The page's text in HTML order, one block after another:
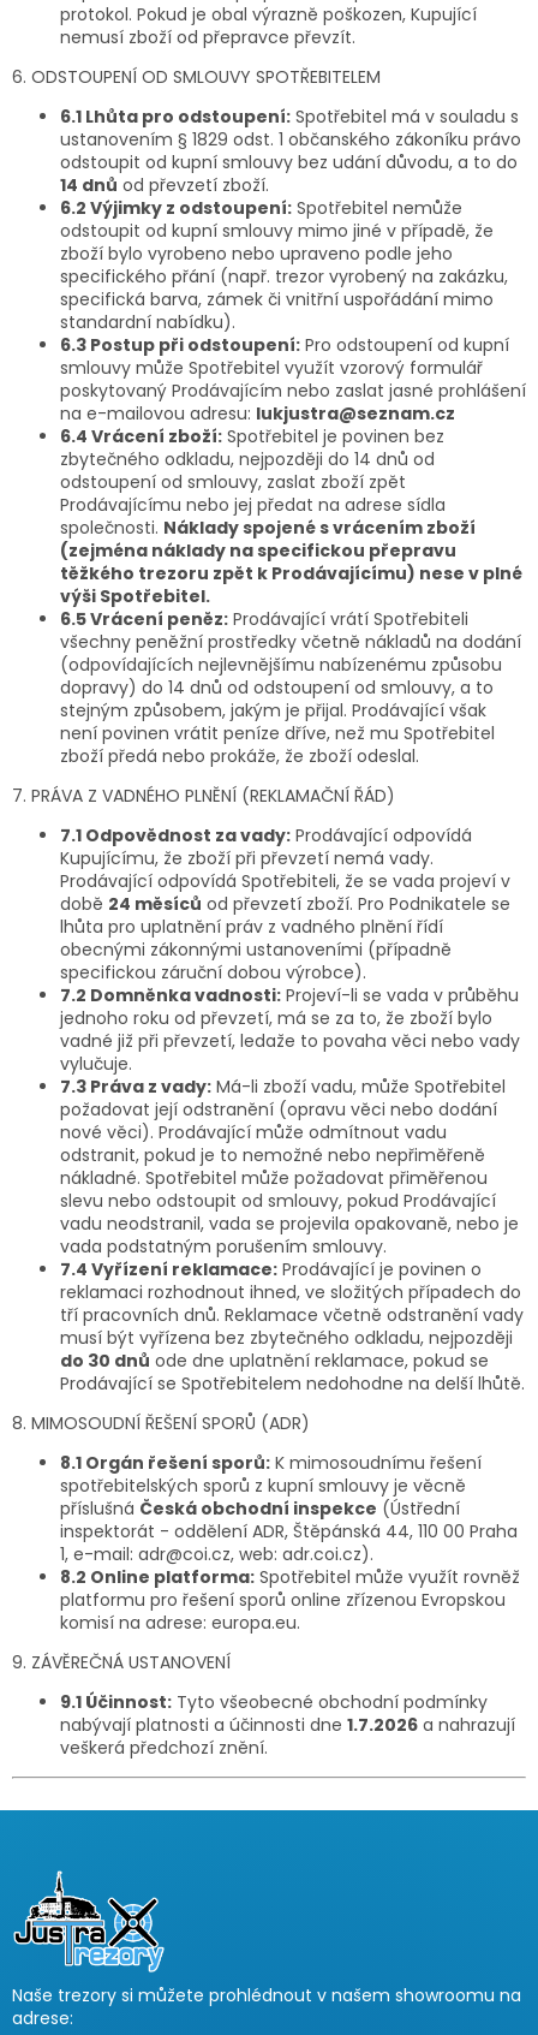
protokol. Pokud je obal výrazně poškozen, Kupující
nemusí zboží od přepravce převzít.
6. ODSTOUPENÍ OD SMLOUVY SPOTŘEBITELEM
6.1 Lhůta pro odstoupení: Spotřebitel má v souladu s
ustanovením § 1829 odst. 1 občanského zákoníku právo
odstoupit od kupní smlouvy bez udání důvodu, a to do
14 dnů od převzetí zboží.
6.2 Výjimky z odstoupení: Spotřebitel nemůže
odstoupit od kupní smlouvy mimo jiné v případě, že
zboží bylo vyrobeno nebo upraveno podle jeho
specifického přání (např. trezor vyrobený na zakázku,
specifická barva, zámek či vnitřní uspořádání mimo
standardní nabídku).
6.3 Postup při odstoupení: Pro odstoupení od kupní
smlouvy může Spotřebitel využít vzorový formulář
poskytovaný Prodávajícím nebo zaslat jasné prohlášení
na e-mailovou adresu: lukjustra@seznam.cz
6.4 Vrácení zboží: Spotřebitel je povinen bez
zbytečného odkladu, nejpozději do 14 dnů od
odstoupení od smlouvy, zaslat zboží zpět
Prodávajícímu nebo jej předat na adrese sídla
společnosti. Náklady spojené s vrácením zboží
(zejména náklady na specifickou přepravu
těžkého trezoru zpět k Prodávajícímu) nese v plné
výši Spotřebitel.
6.5 Vrácení peněz: Prodávající vrátí Spotřebiteli
všechny peněžní prostředky včetně nákladů na dodání
(odpovídajících nejlevnějšímu nabízenému způsobu
dopravy) do 14 dnů od odstoupení od smlouvy, a to
stejným způsobem, jakým je přijal. Prodávající však
není povinen vrátit peníze dříve, než mu Spotřebitel
zboží předá nebo prokáže, že zboží odeslal.
7. PRÁVA Z VADNÉHO PLNĚNÍ (REKLAMAČNÍ ŘÁD)
7.1 Odpovědnost za vady: Prodávající odpovídá
Kupujícímu, že zboží při převzetí nemá vady.
Prodávající odpovídá Spotřebiteli, že se vada projeví v
době 24 měsíců od převzetí zboží. Pro Podnikatele se
lhůta pro uplatnění práv z vadného plnění řídí
obecnými zákonnými ustanoveními (případně
specifickou záruční dobou výrobce).
7.2 Domněnka vadnosti: Projeví-li se vada v průběhu
jednoho roku od převzetí, má se za to, že zboží bylo
vadné již při převzetí, ledaže to povaha věci nebo vady
vylučuje.
7.3 Práva z vady: Má-li zboží vadu, může Spotřebitel
požadovat její odstranění (opravu věci nebo dodání
nové věci). Prodávající může odmítnout vadu
odstranit, pokud je to nemožné nebo nepřiměřeně
nákladné. Spotřebitel může požadovat přiměřenou
slevu nebo odstoupit od smlouvy, pokud Prodávající
vadu neodstranil, vada se projevila opakovaně, nebo je
vada podstatným porušením smlouvy.
7.4 Vyřízení reklamace: Prodávající je povinen o
reklamaci rozhodnout ihned, ve složitých případech do
tří pracovních dnů. Reklamace včetně odstranění vady
musí být vyřízena bez zbytečného odkladu, nejpozději
do 30 dnů ode dne uplatnění reklamace, pokud se
Prodávající se Spotřebitelem nedohodne na delší lhůtě.
8. MIMOSOUDNÍ ŘEŠENÍ SPORŮ (ADR)
8.1 Orgán řešení sporů: K mimosoudnímu řešení
spotřebitelských sporů z kupní smlouvy je věcně
příslušná Česká obchodní inspekce (Ústřední
inspektorát - oddělení ADR, Štěpánská 44, 110 00 Praha
1, e-mail: adr@coi.cz, web: adr.coi.cz).
8.2 Online platforma: Spotřebitel může využít rovněž
platformu pro řešení sporů online zřízenou Evropskou
komisí na adrese: europa.eu.
9. ZÁVĚREČNÁ USTANOVENÍ
9.1 Účinnost: Tyto všeobecné obchodní podmínky
nabývají platnosti a účinnosti dne 1.7.2026 a nahrazují
veškerá předchozí znění.
a
Naše trezory si můžete prohlédnout v našem showroomu na
adrese: